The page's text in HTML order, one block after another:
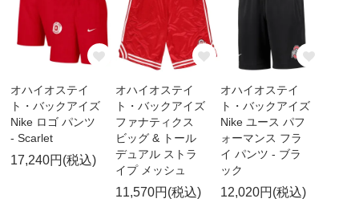
オハイオステイ
ト・バックアイズ
Nike ロゴ パンツ
- Scarlet
17,240円(税込)
オハイオステイ
ト・バックアイズ
ファナティクス
ビッグ & トール
デュアル ストラ
イプ メッシュ
11,570円(税込)
オハイオステイ
ト・バックアイズ
Nike ユース パフ
ォーマンス フラ
イ パンツ - ブラ
ック
12,020円(税込)